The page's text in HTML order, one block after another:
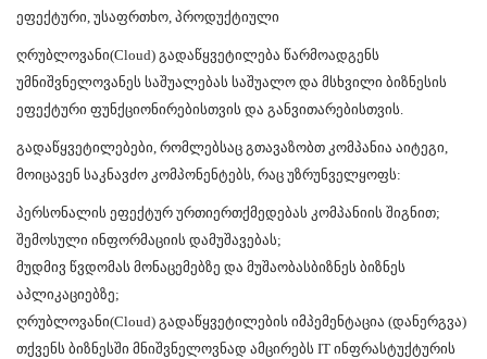
ეფექტური, უსაფრთხო, პროდუქტიული
ღრუბლოვანი(Cloud) გადაწყვეტილება წარმოადგენს
უმნიშვნელოვანეს საშუალებას საშუალო და მსხვილი ბიზნესის
ეფექტური ფუნქციონირებისთვის და განვითარებისთვის.
გადაწყვეტილებები, რომლებსაც გთავაზობთ კომპანია აიტეგი,
მოიცავენ საკნავძო კომპონენტებს, რაც უზრუნველყოფს:
პერსონალის ეფექტურ ურთიერთქმედებას კომპანიის შიგნით;
შემოსული ინფორმაციის დამუშავებას;
მუდმივ წვდომას მონაცემებზე და მუშაობასბიზნეს ბიზნეს
აპლიკაციებზე;
ღრუბლოვანი(Cloud) გადაწყვეტილების იმპემენტაცია (დანერგვა)
თქვენს ბიზნესში მნიშვნელოვნად ამცირებს IT ინფრასტუქტურის